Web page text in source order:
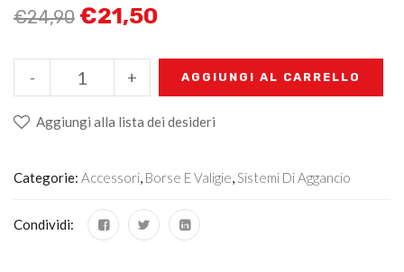
€24,90 €21,50
+
- AGGIUNGI AL CARRELLO
Aggiungi alla lista dei desideri
Categorie: Accessori, Borse E Valigie,Sistemi Di Aggancio
Condividi: